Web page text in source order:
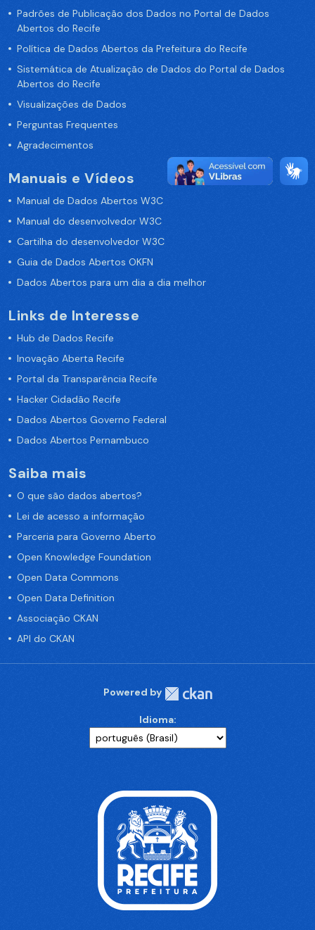
Padrões de Publicação dos Dados no Portal de Dados
Abertos do Recife
Política de Dados Abertos da Prefeitura do Recife
Sistemática de Atualização de Dados do Portal de Dados
Abertos do Recife
Visualizações de Dados
Perguntas Frequentes
Agradecimentos
Manuais e Vídeos
Manual de Dados Abertos W3C
Manual do desenvolvedor W3C
Cartilha do desenvolvedor W3C
Guia de Dados Abertos OKFN
Dados Abertos para um dia a dia melhor
Links de Interesse
Hub de Dados Recife
Inovação Aberta Recife
Portal da Transparência Recife
Hacker Cidadão Recife
Dados Abertos Governo Federal
Dados Abertos Pernambuco
Saiba mais
O que são dados abertos?
Lei de acesso a informação
Parceria para Governo Aberto
Open Knowledge Foundation
Open Data Commons
Open Data Definition
Associação CKAN
API do CKAN
Powered by
Idioma